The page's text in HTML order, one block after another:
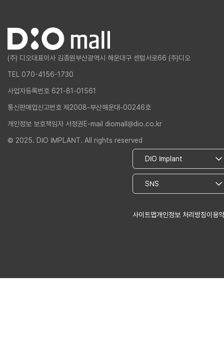
(주) 디오대표이사 김종원부산광역시 해운대구 센텀서로66 (주)디오
TEL 070-4156-1730
사업자등록번호 621-81-01561
통신판매업신고번호 제2008-부산해운대-00246호
개인정보 보호책임자 서정권 E-mail diomall@dio.co.kr
© 2025. DIO IMPLANT. All rights reserved
사이트맵개인정보 처리방침이용